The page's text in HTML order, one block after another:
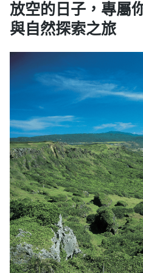
放空的日子，專屬
與自然探索之旅